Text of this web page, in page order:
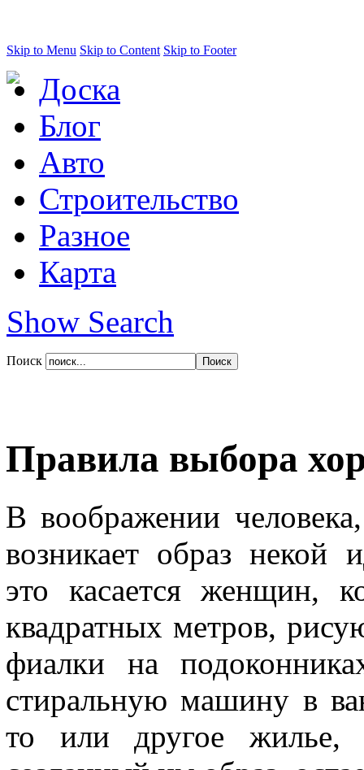
Skip to Menu Skip to Content Skip to Footer
Доска
Блог
Авто
Строительство
Разное
Карта
Show Search
Поиск
Правила выбора
В воображении
возникает образ некой
это касается женщин,
квадратных метров,
фиалки на
стиральную машину в
то или другое жилье,